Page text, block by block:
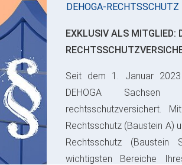
DEHOGA-RECHTSSCHUTZ
EXKLUSIV ALS MITGLIED:
Seit dem 1. Januar
DEHOGA Sachsen
rechtsschutzversichert.
Rechtsschutz (Baustein A)
Rechtsschutz
wichtigsten Bereiche